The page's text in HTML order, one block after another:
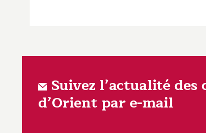
Suivez l’actualité des
d’Orient par e-mail